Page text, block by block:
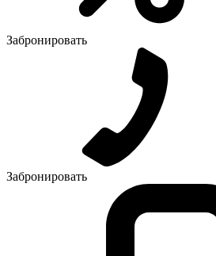
Забронировать
Забронировать